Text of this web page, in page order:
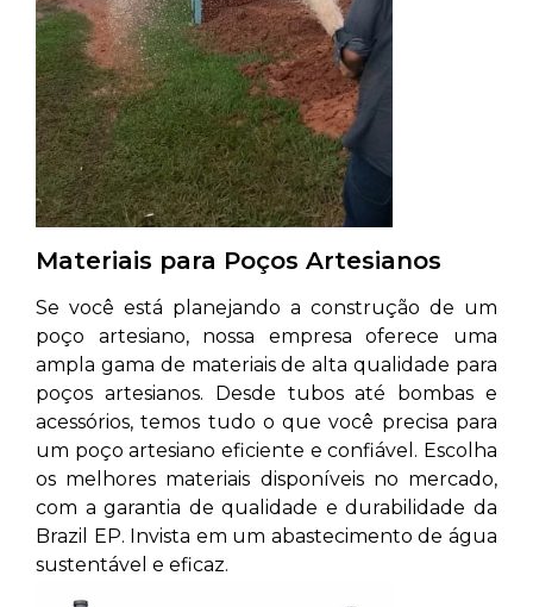
Materiais para Poços Artesianos
Se você está planejando a construção de um
poço artesiano, nossa empresa oferece uma
ampla gama de materiais de alta qualidade para
poços artesianos. Desde tubos até bombas e
acessórios, temos tudo o que você precisa para
um poço artesiano eficiente e confiável. Escolha
os melhores materiais disponíveis no mercado,
com a garantia de qualidade e durabilidade da
Brazil EP. Invista em um abastecimento de água
sustentável e eficaz.